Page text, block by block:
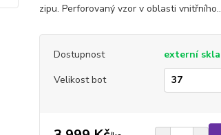
zipu. Perforovaný vzor v oblasti
Dostupnost
externí
Velikost bot